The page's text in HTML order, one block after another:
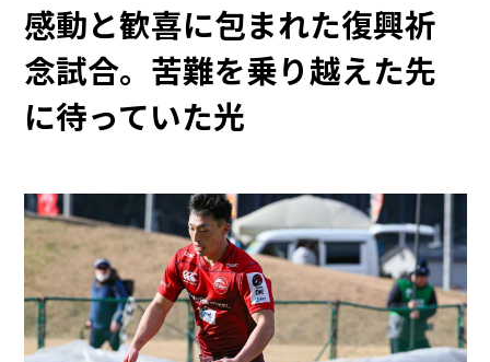
感動と歓喜に包まれた復興祈
念試合。苦難を乗り越えた先
に待っていた光